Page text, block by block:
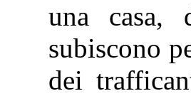
una casa,
subiscono
dei